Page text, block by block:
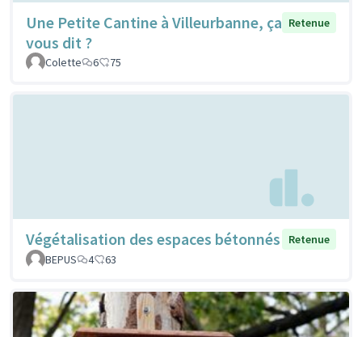
Une Petite Cantine à Villeurbanne, ça
vous dit ?
Retenue
Colette 6 75
Végétalisation des espaces bétonnés
Retenue
BEPUS
4 63